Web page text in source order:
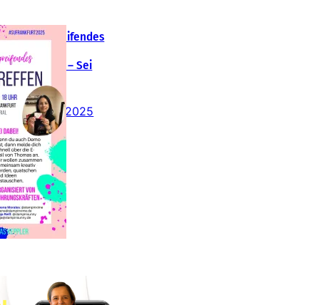
Teamübergreifendes
Stampin‘ Up!
Demotreffen – Sei
dabei!
26. Februar 2025
Einsteigen 2025 im
Team Stampin‘ Sunny